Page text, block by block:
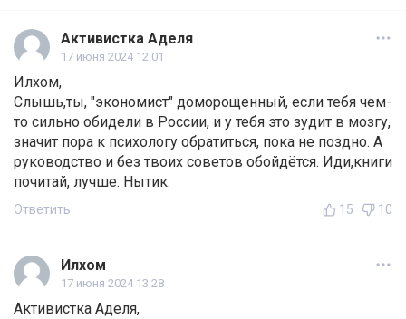
Активистка Аделя
17 июня 2024 12:01
Илхом,
Слышь,ты, "экономист" доморощенный, если тебя чем-
то сильно обидели в России, и у тебя это зудит в мозгу,
значит пора к психологу обратиться, пока не поздно. А
руководство и без твоих советов обойдётся. Иди,книги
почитай, лучше. Нытик.
Ответить 15 10
Илхом
17 июня 2024 13:28
Активистка Аделя,